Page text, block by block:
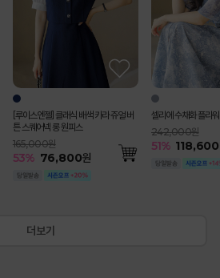
[루이스엔젤] 헤라드 사각사각 썸머 쿨
벨트SET 스탠다드 테일러드 더블 자켓
198,000원
% 89,200
(기획특가) 리젠느
미 크롭 자켓
219,000원
[루이스엔젤] 클래식 배색 카라 쥬얼 버
튼 스퀘어넥 롱 원피스
165,000원
% 76,800
[Theonme] 플라워
매 롱 원피스
82,000원
53 38,900
[Theonme] 투웨이 소매 롤업 자수 스
110,000원
% 48,800
[루이스엔젤] 비바엘
자가드 퍼프 블라우스
76,000원
48
[Theonme] (55~77) 핀턱 패치 포인
트 버뮤다 팬츠
79,000원
35,600
[Theonme]
와이드 9부 코튼 팬츠
79,000원
52 37,900
[Theonme] 쿨 썸머 여리핏 골지 라운
62,000원
% 27,900
에이든 물결 스카시
V넥 가디건
57,000원
54
[코디set특가]수플레 로즈 리본 쉬폰 나
시 블라우스 A라인 플레어 스커트 세트
200,000원
%
루메나 쉬폰 이중 레
트
99,000원
54 45,200
[루이스엔젤] 클래식 배색 카라 쥬얼 버
튼 스퀘어넥 롱 원피스
165,000원
53% 76,800원
셀리에 수채화 플라
242,000원
51% 118,600
더보기